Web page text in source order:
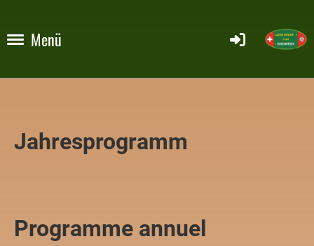
Menü
Jahresprogramm
Programme annuel